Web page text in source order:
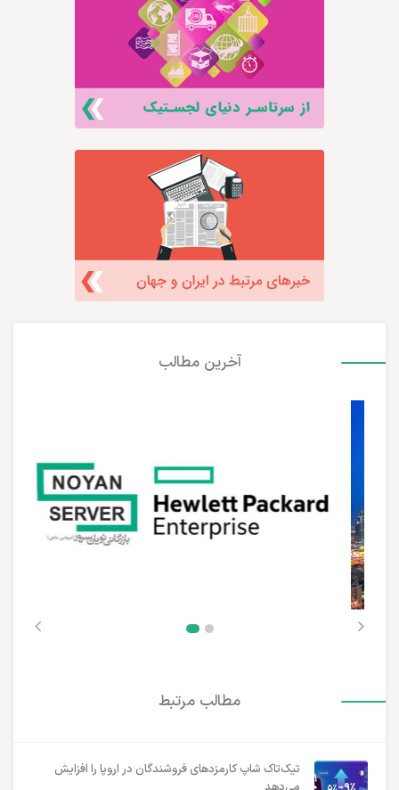
آخرین مطالب
مطالب مرتبط
تیک‌تاک شاپ کارمزدهای فروشندگان در اروپا را افزایش